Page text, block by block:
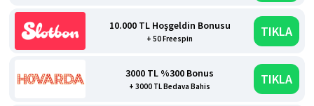
10.000 TL Hoşgeldin Bonusu
+ 50 Freespin TIKLA
3000 TL %300 Bonus
+ 3000 TL Bedava Bahis TIKLA